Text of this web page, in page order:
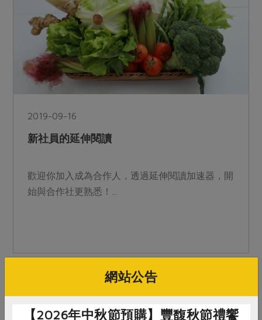
2019-09-16
新社員的延伸閱讀
歡迎你加入成為合作人，透過延伸閱讀加速器，開
始與合作社更熟悉！...
網站公告
【2026年中秋節預購】豐馥秋節禮饗